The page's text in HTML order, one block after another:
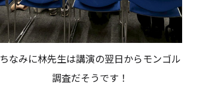
ちなみに林先生は講演の翌日からモンゴル
調査だそうです！